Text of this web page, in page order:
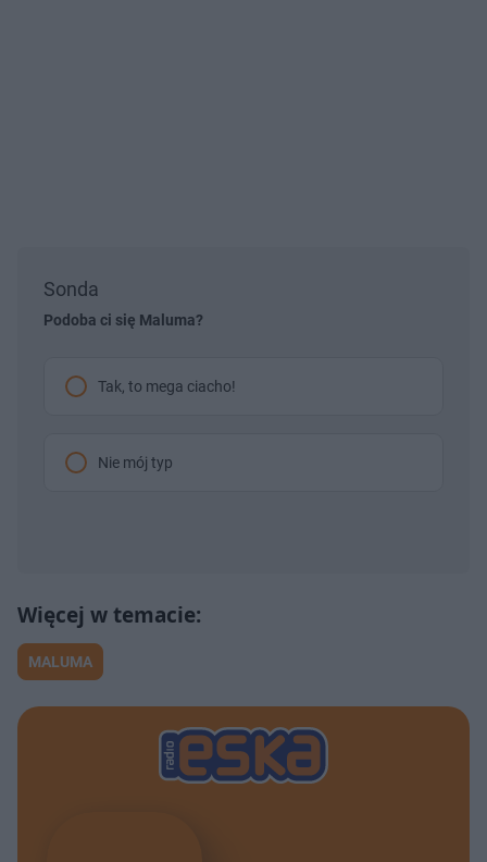
Sonda
Podoba ci się Maluma?
Tak, to mega ciacho!
Nie mój typ
MALUMA